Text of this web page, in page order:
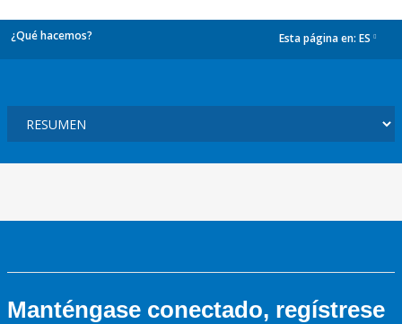
¿Qué hacemos? Esta página en: ES
Manténgase conectado, regístrese